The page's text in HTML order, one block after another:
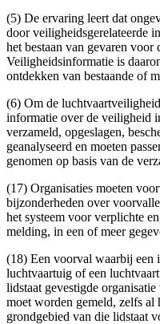
(5) De ervaring leert dat
door veiligheidsgerelateerde
het bestaan van gevaren
Veiligheidsinformatie is
ontdekken van bestaande of
(6) Om de
informatie over de veiligheid
verzameld, opgeslagen,
geanalyseerd en moeten
genomen op basis van de
(17) Organisaties moeten
bijzonderheden over
het systeem voor verplichte
melding, in een of meer
(18) Een voorval waarbij een
luchtvaartuig of een
lidstaat gevestigde
moet worden gemeld, zelfs
grondgebied van die lidstaat